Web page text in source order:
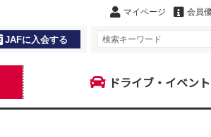
マイページ 会員
JAFに入会する
ドライブ・イベント